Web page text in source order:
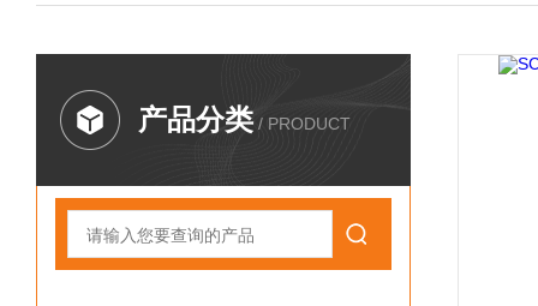
产品分类 / PRODUCT